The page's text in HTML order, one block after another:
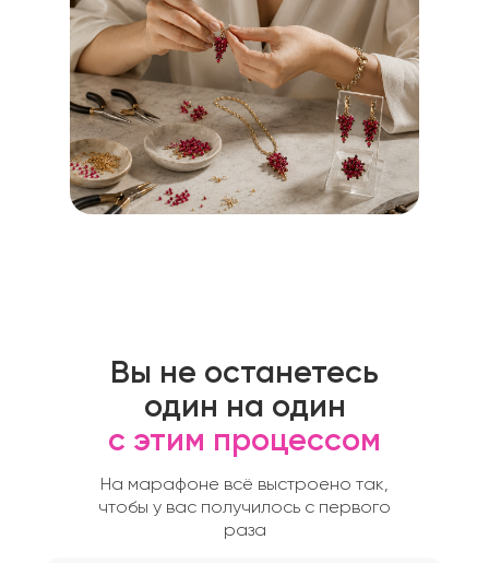
Вы не останетесь
один на один
с этим процессом
На марафоне всё выстроено так,
чтобы у вас получилось с первого
раза